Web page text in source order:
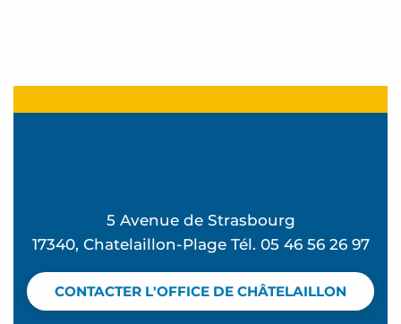
Jubien Eva
Résidence Logis de la Ferme de Port Punay -
Jonathan Lisette
Canteau Martine
Szewc Patrick et Valérie
5 Avenue de Strasbourg
17340, Chatelaillon-Plage Tél. 05 46 56 26 97
CONTACTER L'OFFICE DE CHÂTELAILLON